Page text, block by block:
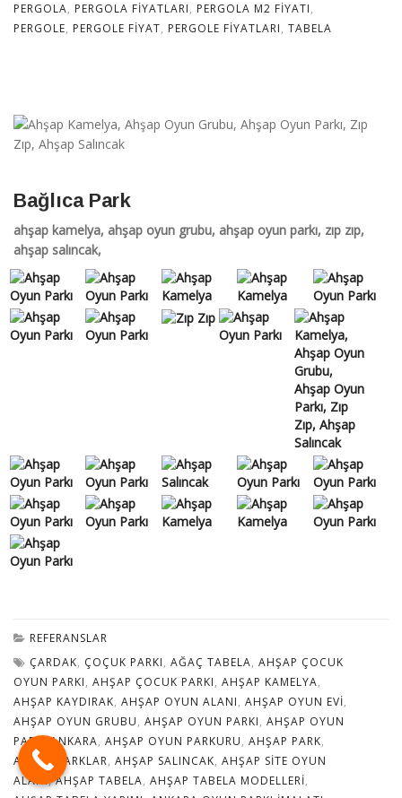
PERGOLA, PERGOLA FIYATLARI, PERGOLA M2 FIYATI,
PERGOLE, PERGOLE FIYAT, PERGOLE FIYATLARI, TABELA
Bağlıca Park
ahşap kamelya, ahşap oyun grubu, ahşap oyun parkı, zıp zıp,
ahşap salıncak,
REFERANSLAR
ÇARDAK, ÇOÇUK PARKI, AĞAÇ TABELA, AHŞAP ÇOCUK
OYUN PARKI, AHŞAP ÇOCUK PARKI, AHŞAP KAMELYA,
AHŞAP KAYDIRAK, AHŞAP OYUN ALANI, AHŞAP OYUN EVI,
AHŞAP OYUN GRUBU, AHŞAP OYUN PARKI, AHŞAP OYUN
PARKI ANKARA, AHŞAP OYUN PARKURU, AHŞAP PARK,
AHŞAP PARKLAR, AHŞAP SALINCAK, AHŞAP SITE OYUN
ALANI,AHŞAP TABELA, AHŞAP TABELA MODELLERI,